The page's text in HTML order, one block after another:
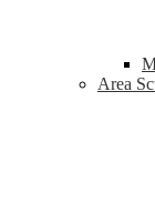
Area